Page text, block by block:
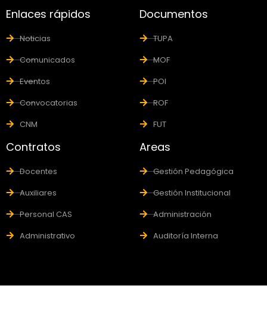
Enlaces rápidos
Noticias
Comunicados
Eventos
Convocatorias
CNM
Documentos
TUPA
MOF
POI
ROF
FUT
Contratos
Docentes
Auxiliares
Personal CAS
Administrativo
Areas
Gestión Pedagógica
Gestión Institucional
Administración
Auditoría Interna